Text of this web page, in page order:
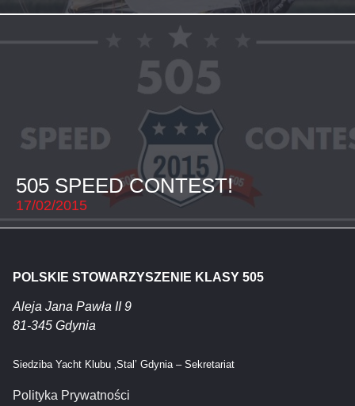
505 SPEED CONTEST!
17/02/2015
POLSKIE STOWARZYSZENIE KLASY 505
Aleja Jana Pawła II 9
81-345 Gdynia
Siedziba Yacht Klubu ‚Stal’ Gdynia – Sekretariat
Polityka Prywatności